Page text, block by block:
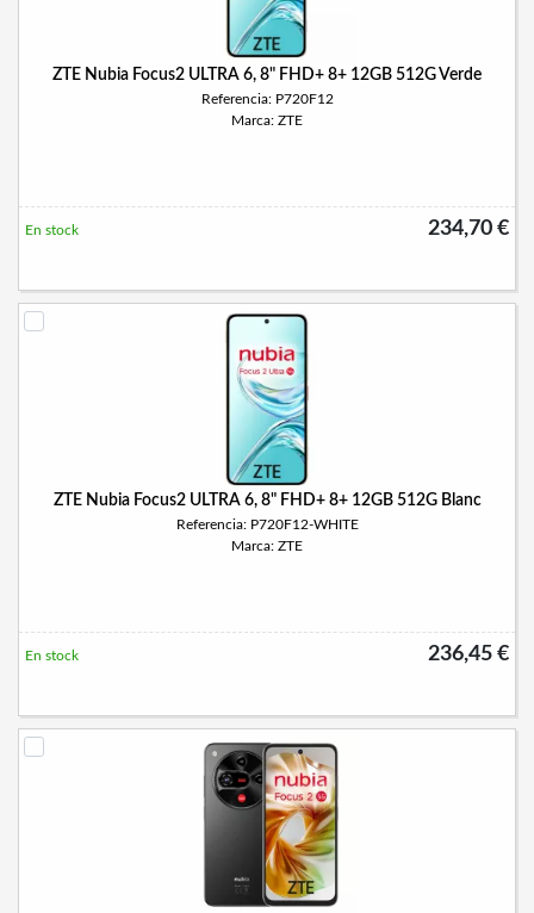
ZTE Nubia Focus2 ULTRA 6, 8" FHD+ 8+ 12GB 512G Verde
Referencia: P720F12
Marca: ZTE
234,70 €
En stock
ZTE Nubia Focus2 ULTRA 6, 8" FHD+ 8+ 12GB 512G Blanc
Referencia: P720F12-WHITE
Marca: ZTE
236,45 €
En stock